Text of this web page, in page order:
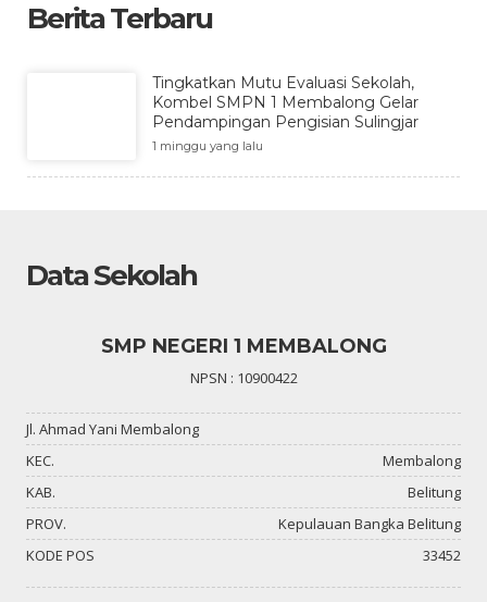
Berita Terbaru
Tingkatkan Mutu Evaluasi Sekolah,
Kombel SMPN 1 Membalong Gelar
Pendampingan Pengisian Sulingjar
1 minggu yang lalu
Data Sekolah
SMP NEGERI 1 MEMBALONG
NPSN : 10900422
Jl. Ahmad Yani Membalong
KEC.
Membalong
KAB.
Belitung
PROV.
Kepulauan Bangka Belitung
KODE POS
33452